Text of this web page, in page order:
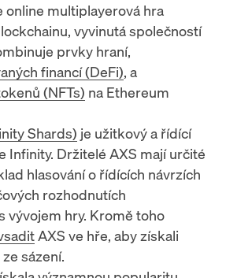
online multiplayerová hra
vyvinutá společností
prvky hraní,
financí (DeFi), a
(NFTs) na Ethereum
Shards) je užitkový a řídící
Infinity. Držitelé AXS mají určité
hlasování o řídících návrzích
rozhodnutích
vývojem hry. Kromě toho
AXS ve hře, aby získali
sázení.